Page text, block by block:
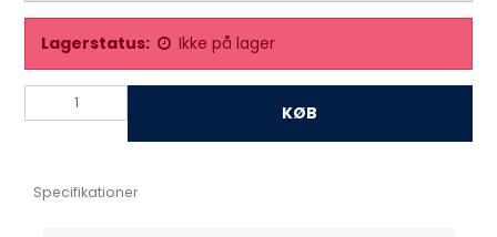
Lagerstatus: Ikke på lager
KØB
Specifikationer